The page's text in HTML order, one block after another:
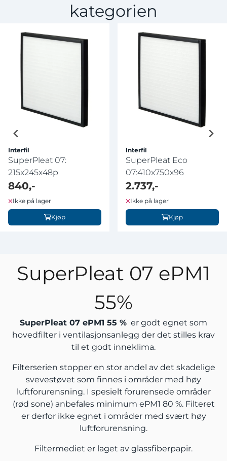
kategorien
Interfil
SuperPleat 07:
215x245x48p
840,-
Ikke på lager
Kjøp
Interfil
SuperPleat Eco
07:410x750x96
2.737,-
Ikke på lager
Kjøp
SuperPleat 07 ePM1
55%
SuperPleat 07 ePM1 55 % er godt egnet som
hovedfilter i ventilasjonsanlegg der det stilles krav
til et godt inneklima.
Filterserien stopper en stor andel av det skadelige
svevestøvet som finnes i områder med høy
luftforurensning. I spesielt forurensede områder
(rød sone) anbefales minimum ePM1 80 %. Filteret
er derfor ikke egnet i områder med svært høy
luftforurensning.
Filtermediet er laget av glassfiberpapir.